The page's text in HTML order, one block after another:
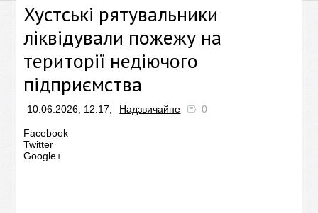
Хустські рятувальники
ліквідували пожежу на
території недіючого
підприємства
10.06.2026, 12:17, Надзвичайне 0
Facebook
Twitter
Google+